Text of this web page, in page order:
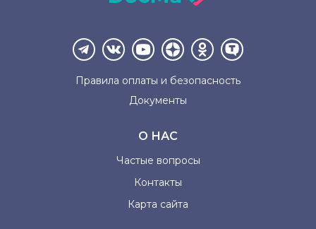
Правила оплаты и безопасность
Документы
О НАС
Частые вопросы
Контакты
Карта сайта